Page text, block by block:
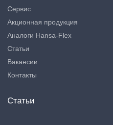
Сервис
Акционная продукция
Аналоги Hansa-Flex
Статьи
Вакансии
Контакты
Статьи